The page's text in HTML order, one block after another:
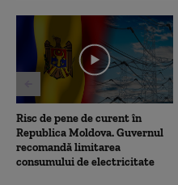
12
seconds
Risc de pene de curent în
Republica Moldova. Guvernul
recomandă limitarea
consumului de electricitate